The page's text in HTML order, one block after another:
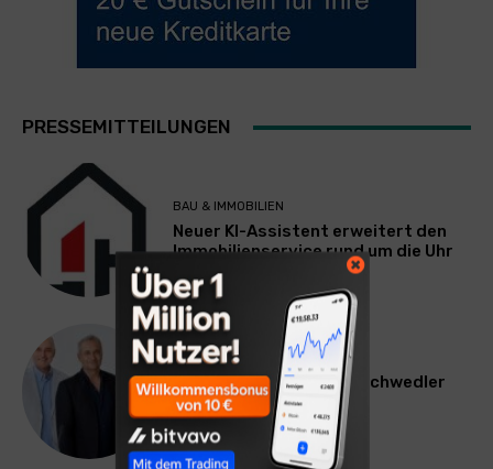
PRESSEMITTEILUNGEN
BAU & IMMOBILIEN
Neuer KI-Assistent erweitert den
Immobilienservice rund um die Uhr
WERBUNG & MARKETING
Willi Arsan & Christoph Schwedler
werden münchen.tv-
Geschäftsführer